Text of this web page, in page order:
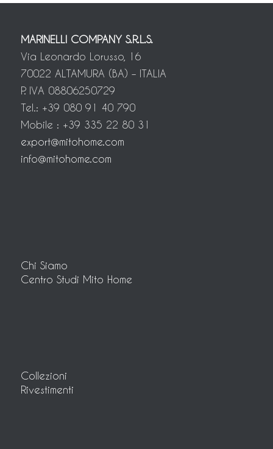
MARINELLI COMPANY S.R.L.S.
Via Leonardo Lorusso, 16
70022 ALTAMURA (BA) – ITALIA
P. IVA 08806250729
Tel.: +39 080 91 40 790
Mobile : +39 335 22 80 31
export@mitohome.com
info@mitohome.com
Chi Siamo
Centro Studi Mito Home
Collezioni
Rivestimenti